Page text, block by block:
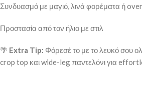
Συνδυασμό με μαγιό, λινά φορέματα ή
Προστασία από τον ήλιο με στιλ
🌴 Extra Tip: Φόρεσέ το με το λευκό σου
crop top και wide-leg παντελόνι για